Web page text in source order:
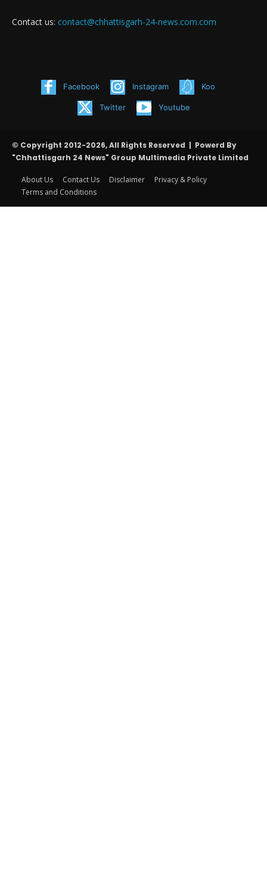
Contact us: contact@chhattisgarh-24-news.com.com
Facebook Instagram Koo
Twitter Youtube
© Copyright 2012-2026, All Rights Reserved | Powerd By
"Chhattisgarh 24 News" Group Multimedia Private Limited
About Us Contact Us Disclaimer
Privacy & Policy
Terms and Conditions